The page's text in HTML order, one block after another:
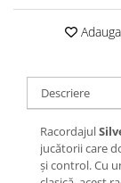
Descriere
Racordajul
jucătorii care
și control. Cu